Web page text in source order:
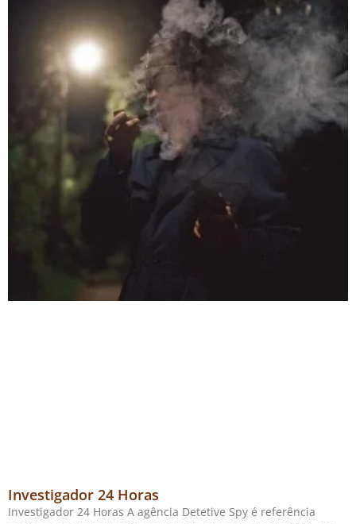
Investigador 24 Horas
Investigador 24 Horas A agência Detetive Spy é referência